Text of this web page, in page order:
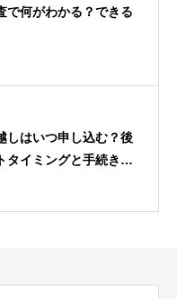
で何がわかる？できる
しはいつ申し込む？後
タイミングと手続き手